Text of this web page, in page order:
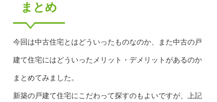
まとめ
今回は中古住宅とはどういったものなのか、また中古の戸
建て住宅にはどういったメリット・デメリットがあるのか
まとめてみました。
新築の戸建て住宅にこだわって探すのもよいですが、上記